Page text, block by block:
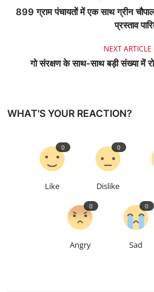
899 ग्राम पंचायतों में एक साथ ग्रीन
प्रस्ताव
NEXT ARTICLE
गो संरक्षण के साथ-साथ बड़ी संख्या में
WHAT'S YOUR REACTION?
Like
0
Dislike
0
Angry
0
Sad
0